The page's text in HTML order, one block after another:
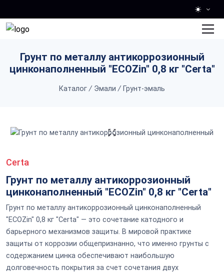
Грунт по металлу антикоррозионный
цинконаполненный "ECOZin" 0,8 кг "Certa"
Каталог / Эмали / Грунт-эмаль
Certa
Грунт по металлу антикоррозионный
цинконаполненный "ECOZin" 0,8 кг "Certa"
Грунт по металлу антикоррозионный цинконаполненный
"ECOZin" 0,8 кг "Certa" — это сочетание катодного и
барьерного механизмов защиты. В мировой практике
защиты от коррозии общепризнанно, что именно грунты с
содержанием цинка обеспечивают наибольшую
долговечность покрытия за счет сочетания двух